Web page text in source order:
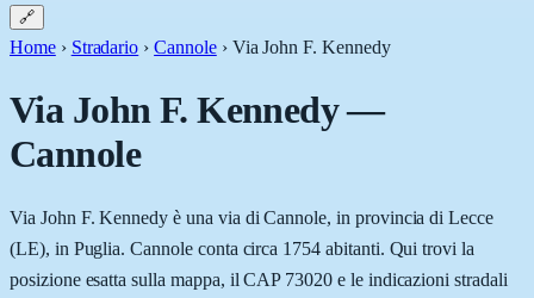
🔗
Home › Stradario › Cannole › Via John F. Kennedy
Via John F. Kennedy—
Cannole
Via John F. Kennedy è una via di Cannole, in provincia di Lecce
(LE), in Puglia. Cannole conta circa 1754 abitanti. Qui trovi la
posizione esatta sulla mappa, il CAP 73020 e le indicazioni stradali